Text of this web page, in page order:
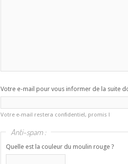
Votre e-mail pour vous informer de la suite
Votre e-mail restera confidentiel, promis !
Anti-spam :
Quelle est la couleur du moulin rouge ?